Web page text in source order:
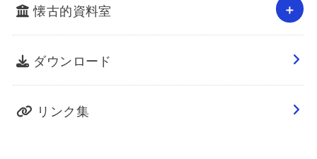
懐古的資料室
ダウンロード
リンク集